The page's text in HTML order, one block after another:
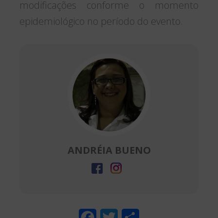
modificações conforme o momento
epidemiológico no período do evento.
ANDRÉIA BUENO